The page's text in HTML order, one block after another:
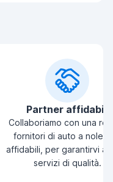
Partner affidabili
Collaboriamo con una
fornitori di auto a
affidabili, per garantirvi
servizi di qualità.